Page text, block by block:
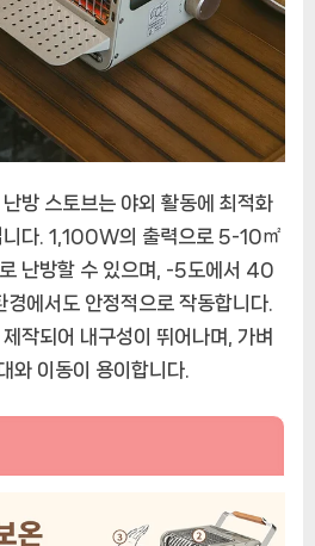
방 스토브는 야외 활동에 최적화
니다. 1,100W의 출력으로 5-10㎡
난방할 수 있으며, -5도에서 40
에서도 안정적으로 작동합니다.
작되어 내구성이 뛰어나며, 가벼
와 이동이 용이합니다.